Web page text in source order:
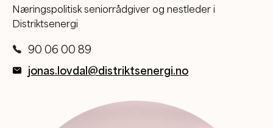
Næringspolitisk seniorrådgiver og nestleder i
Distriktsenergi
90 06 00 89
jonas.lovdal@distriktsenergi.no